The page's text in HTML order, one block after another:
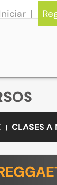
Iniciar
CLASES A